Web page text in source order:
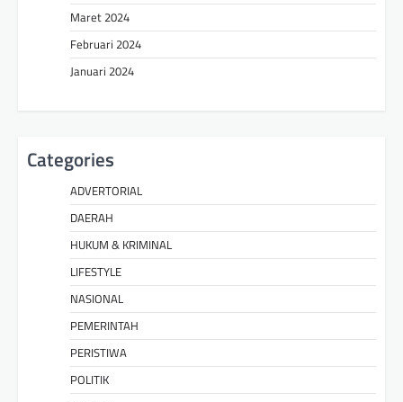
Maret 2024
Februari 2024
Januari 2024
Categories
ADVERTORIAL
DAERAH
HUKUM & KRIMINAL
LIFESTYLE
NASIONAL
PEMERINTAH
PERISTIWA
POLITIK